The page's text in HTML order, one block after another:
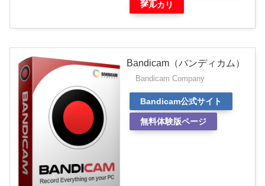
探す
メルカリ
Bandicam（バンディカム）
Bandicam Company
Bandicam公式サイト
無料体験版ページ